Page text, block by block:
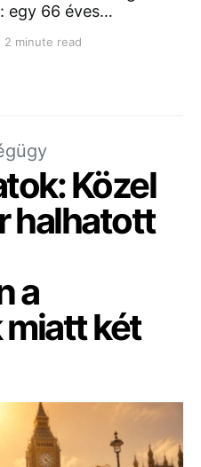
egy 66 éves…
2 minute read
Közel
halhatott
a
két